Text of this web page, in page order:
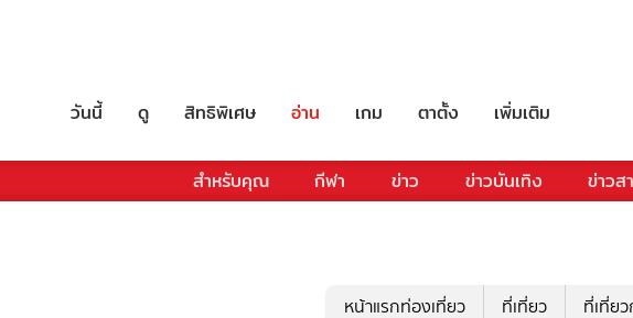
วันนี้ ดู สิทธิพิเศษ อ่าน เกม ตาตั้ง เพิ่มเติม
สำหรับคุณ กีฬา ข่าว ข่าวบันเทิง ข่าวส
หน้าแรกท่องเที่ยว ที่เที่ยว ที่เที่ย